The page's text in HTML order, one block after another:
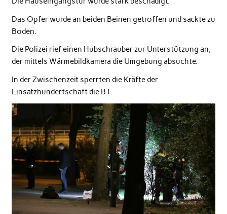
Das Opfer wurde an beiden Beinen getroffen und sackte zu
Boden.
Die Polizei rief einen Hubschrauber zur Unterstützung an,
der mittels Wärmebildkamera die Umgebung absuchte.
In der Zwischenzeit sperrten die Kräfte der
Einsatzhundertschaft die B1.